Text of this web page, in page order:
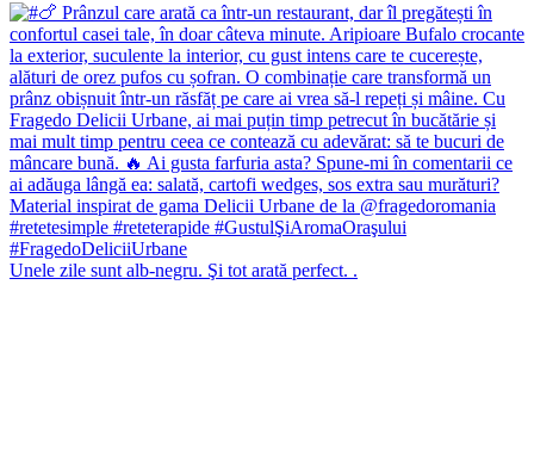
Unele zile sunt alb-negru. Şi tot arată perfect. .